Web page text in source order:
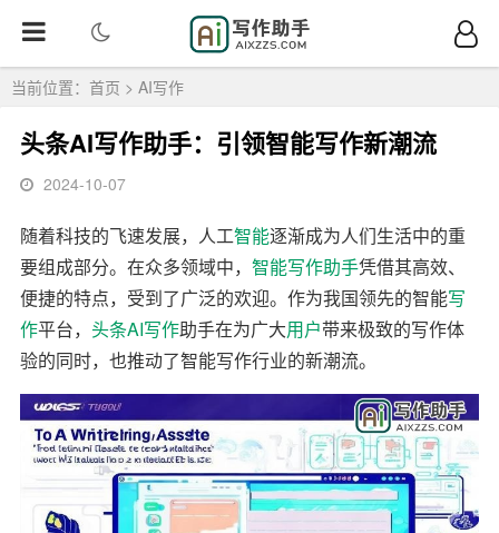
当前位置： 首页 > AI写作
头条AI写作助手：引领智能写作新潮流
2024-10-07
随着科技的飞速发展，人工智能逐渐成为人们生活中的重
要组成部分。在众多领域中， 智能写作助手凭借其高效、
便捷的特点，受到了广泛的欢迎。作为我国领先的智能写
作平台， 头条AI写作助手在为广大用户带来极致的写作体
验的同时，也推动了智能写作行业的新潮流。